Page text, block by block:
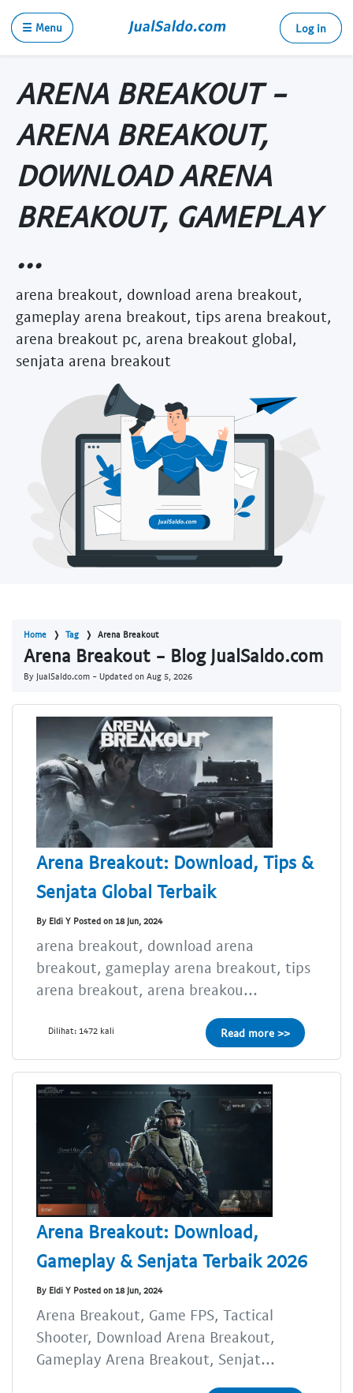
☰ Menu Log in
ARENA BREAKOUT -
ARENA BREAKOUT,
DOWNLOAD ARENA
BREAKOUT, GAMEPLAY
...
arena breakout, download arena breakout,
gameplay arena breakout, tips arena breakout,
arena breakout pc, arena breakout global,
senjata arena breakout
Home Tag Arena Breakout
Arena Breakout - Blog JualSaldo.com
By JualSaldo.com - Updated on Aug 5, 2026
Arena Breakout: Download, Tips &
Senjata Global Terbaik
By Eldi Y Posted on 18 Jun, 2024
arena breakout, download arena
breakout, gameplay arena breakout, tips
arena breakout, arena breakou...
Dilihat: 1472 kali Read more >>
Arena Breakout: Download,
Gameplay & Senjata Terbaik 2026
By Eldi Y Posted on 18 Jun, 2024
Arena Breakout, Game FPS, Tactical
Shooter, Download Arena Breakout,
Gameplay Arena Breakout, Senjat...